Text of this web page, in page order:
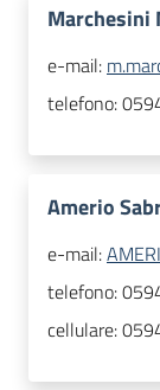
Marchesini
e-mail:
telefono:
Amerio
e-mail:
telefono:
cellulare: